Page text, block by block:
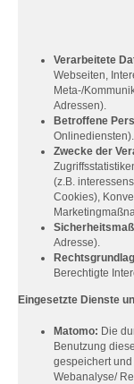
Verarbeitete
Webseiten,
Meta-/
Adressen).
Betroffene
Onlinediensten).
Zwecke der
(z.B.
Cookies),
Adresse).
Berechtigte
Eingesetzte Dienste
Matomo: Die
Benutzung
gespeichert
Webanalyse/